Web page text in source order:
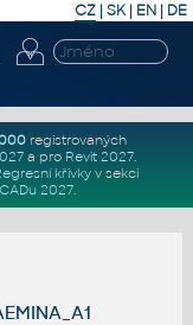
CZ | SK| EN | DE
registrovaných
a pro Revit 2027.
křivkyv sekci
2027.